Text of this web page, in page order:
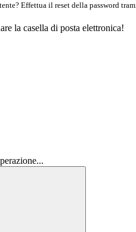
Effettua il reset della password
la casella di posta elettronica!